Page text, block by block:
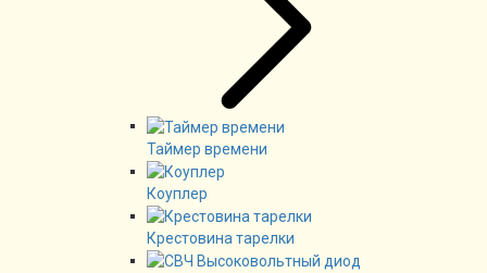
Таймер времени
Коуплер
Крестовина тарелки